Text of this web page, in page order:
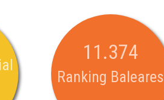
11.374
Ranking Baleares